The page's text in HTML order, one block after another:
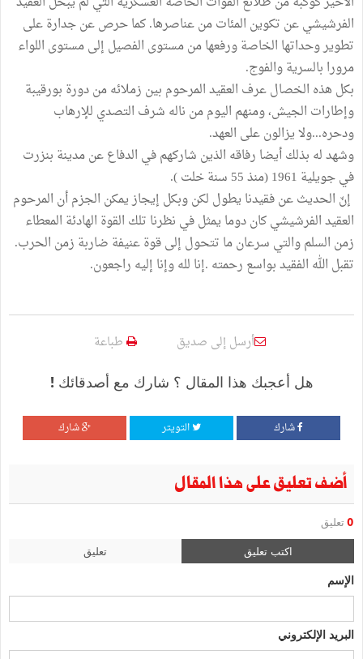
الفرشيشي عن تكوين المئات من عناصرها. كما حرص عن جدارة على
تطوير وحداتها الخاصة ورفعها من مستوى الفصيل إلى مستوى اللواء
مرورا بالسرية والفوج.
بكل هذه الخصال عرف العقيد المرحوم بين زملائه من دورة بورقيبة
وإطارات الجيش، ومنهم اليوم من ناله شرف التصدي للإرهاب
ودحره...ولا يزالون على العهد.
وشهد له بذلك أيضا رفاقه الذين شاركهم في الدفاع عن مدينة بنزرت
في جويلية 1961 (منذ 55 سنة خلت ).
إنّ الحديث عن فقيدنا يطول لكن وبكل إيجاز يمكن الجزم أن المرحوم
العقيد الفرشيشي كان دوما يمثل في نظرنا تلك القوة الهادئة المعطاء
زمن السلم والتي سرعان ما تتحول إلى قوة عنيفة ضاربة زمن الحرب.
تقبل الله الفقيد بواسع رحمته .إنا لله وإنا إليه راجعون.
أرسل إلى صديق طباعة
هل أعجبك هذا المقال ؟ شارك مع أصدقائك !
شارك التويتر شارك
أضف تعليق على هذا المقال
0 تعليق
اكتب تعليق تعليق
الإسم
البريد الإلكتروني